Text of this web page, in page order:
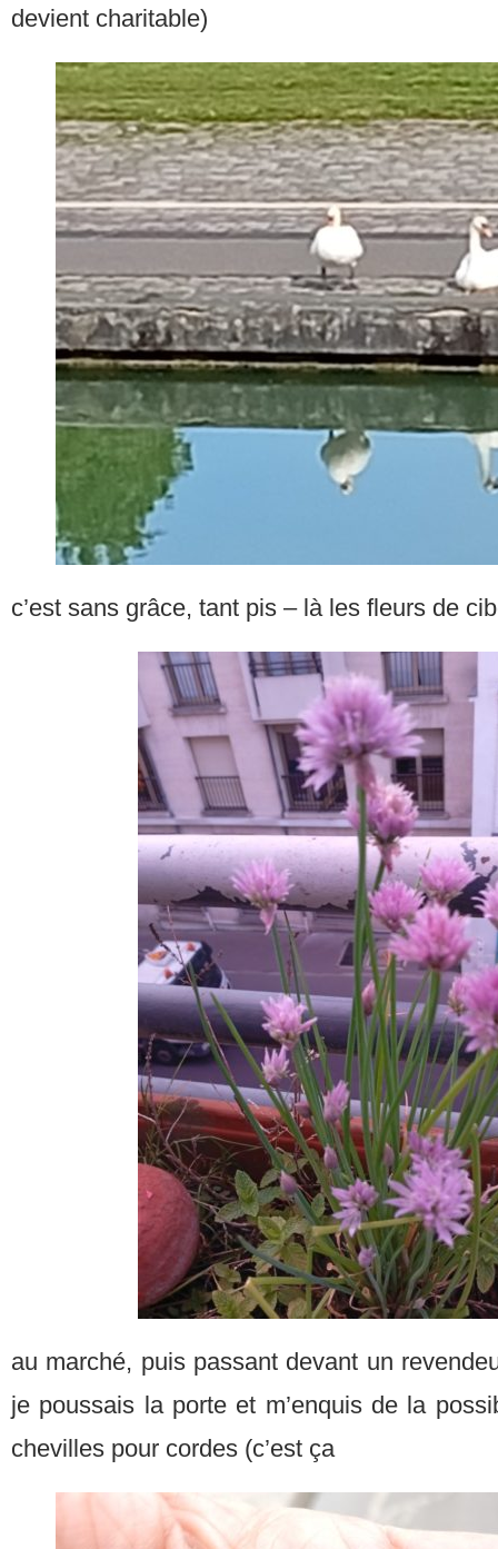
devient charitable)
c’est sans grâce, tant pis – là les fleurs de
au marché, puis passant devant un
je poussais la porte et m’enquis de la
chevilles pour cordes (c’est ça